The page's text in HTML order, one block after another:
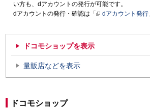
い方も、dアカウントの発行が可能です。
dアカウントの発行・確認は「
dアカウント発行
ドコモショップを表示
量販店などを表示
ドコモショップ